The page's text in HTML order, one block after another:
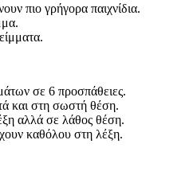
πιο γρήγορα παιχνίδια.
σε 6 προσπάθειες.
και στη σωστή θέση.
αλλά σε λάθος θέση.
καθόλου στη λέξη.